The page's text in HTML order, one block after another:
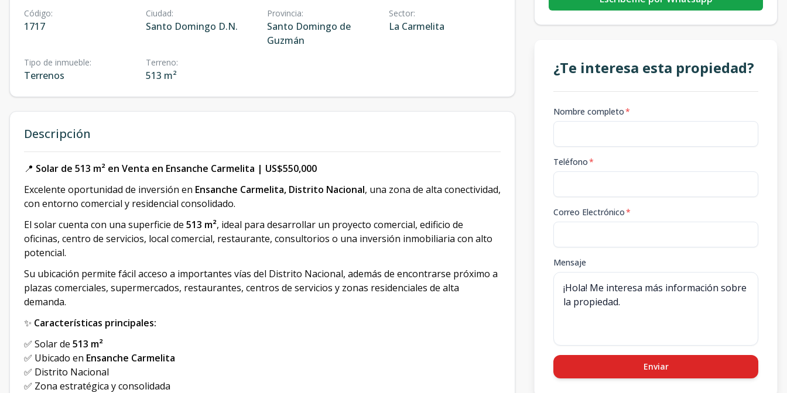
Código:
1717
Ciudad:
Santo Domingo D.N.
Provincia:
Santo Domingo de
Guzmán
Sector:
La Carmelita
Tipo de inmueble:
Terrenos
Terreno:
513 m²
Descripción
📍 Solar de 513 m² en Venta en Ensanche Carmelita | US$550,000
Excelente oportunidad de inversión en Ensanche Carmelita, Distrito Nacional, una zona de alta conectividad,
con entorno comercial y residencial consolidado.
El solar cuenta con una superficie de 513 m², ideal para desarrollar un proyecto comercial, edificio de
oficinas, centro de servicios, local comercial, restaurante, consultorios o una inversión inmobiliaria con alto
potencial.
Su ubicación permite fácil acceso a importantes vías del Distrito Nacional, además de encontrarse próximo a
plazas comerciales, supermercados, restaurantes, centros de servicios y zonas residenciales de alta
demanda.
✨ Características principales:
✅ Solar de 513 m²
✅ Ubicado en Ensanche Carmelita
✅ Distrito Nacional
✅ Zona estratégica y consolidada
¿Te interesa esta propiedad?
Nombre completo*
Teléfono*
Correo Electrónico*
Mensaje
Enviar